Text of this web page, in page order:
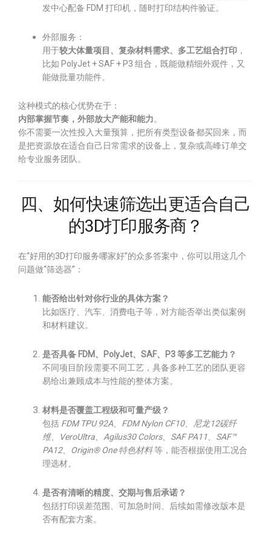
发中心配备 FDM 打印机，随时打印结构件验证。
外部服务：
用于较大体量项目、复杂材料需求、多工艺组合打印 ，
比如 PolyJet + SAF + P3 组合，既能做精细外观件，又
能做批量功能件。
这种模式的核心优势在于：
内部掌握节奏，外部放大产能和能力。
你不需要一次性投入大量预算，把所有类型设备都买回来，而
是把资源放在适合自己日常需求的设备上，复杂或高峰订单交
给专业服务团队。
四、如何快速筛选出更适合自己
的3D打印服务商？
在“好用的3D打印服务哪家好”的众多答案中，你可以用这几个
问题做“筛选器”：
能否给出针对你行业的具体方案？
比如医疗、汽车、消费电子等，对方能否举出类似案例
和材料建议。
是否具备 FDM、PolyJet、SAF、P3 等多工艺能力？
不同项目阶段需要不同工艺，具备多种工艺的团队更容
易给出兼顾成本与性能的整体方案。
材料是否覆盖工程级和可量产级？
包括 FDM TPU 92A、FDM Nylon CF10、尼龙12碳纤
维、VeroUltra、Agilus30 Colors、SAF PA11、SAF™
PA12、Origin® One 特色材料等，能否根据使用工况合
理选材。
是否有清晰的精度、交期与售后承诺？
包括打印误差范围、可加急时间、后续如需修改版本是
否有配套方案。